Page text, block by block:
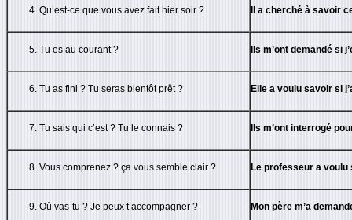
Qu’est-ce que vous avez fait hier soir ? Il a cherché à savoir
Tu es au courant ? Ils m’ont demandé si
Tu as fini ? Tu seras bientôt prêt ? Elle a voulu savoir si
Tu sais qui c’est ? Tu le connais ? Ils m’ont interrogé
Vous comprenez ? ça vous semble clair ? Le professeur a
Où vas-tu ? Je peux t’accompagner ? Mon père m’a